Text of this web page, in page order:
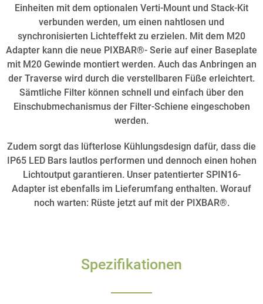
Einheiten mit dem optionalen Verti-Mount und Stack-Kit
verbunden werden, um einen nahtlosen und
synchronisierten Lichteffekt zu erzielen. Mit dem M20
Adapter kann die neue PIXBAR®- Serie auf einer Baseplate
mit M20 Gewinde montiert werden. Auch das Anbringen an
der Traverse wird durch die verstellbaren Füße erleichtert.
Sämtliche Filter können schnell und einfach über den
Einschubmechanismus der Filter-Schiene eingeschoben
werden.
Zudem sorgt das lüfterlose Kühlungsdesign dafür, dass die
IP65 LED Bars lautlos performen und dennoch einen hohen
Lichtoutput garantieren. Unser patentierter SPIN16-
Adapter ist ebenfalls im Lieferumfang enthalten. Worauf
noch warten: Rüste jetzt auf mit der PIXBAR®.
Spezifikationen